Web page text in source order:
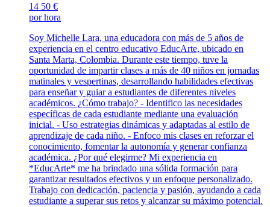
14 50 €
por hora
Soy Michelle Lara, una educadora con más de 5 años de
experiencia en el centro educativo EducArte, ubicado en
Santa Marta, Colombia. Durante este tiempo, tuve la
oportunidad de impartir clases a más de 40 niños en jornadas
matinales y vespertinas, desarrollando habilidades efectivas
para enseñar y guiar a estudiantes de diferentes niveles
académicos. ¿Cómo trabajo? - Identifico las necesidades
específicas de cada estudiante mediante una evaluación
inicial. - Uso estrategias dinámicas y adaptadas al estilo de
aprendizaje de cada niño. - Enfoco mis clases en reforzar el
conocimiento, fomentar la autonomía y generar confianza
académica. ¿Por qué elegirme? Mi experiencia en
*EducArte* me ha brindado una sólida formación para
garantizar resultados efectivos y un enfoque personalizado.
Trabajo con dedicación, paciencia y pasión, ayudando a cada
estudiante a superar sus retos y alcanzar su máximo potencial.